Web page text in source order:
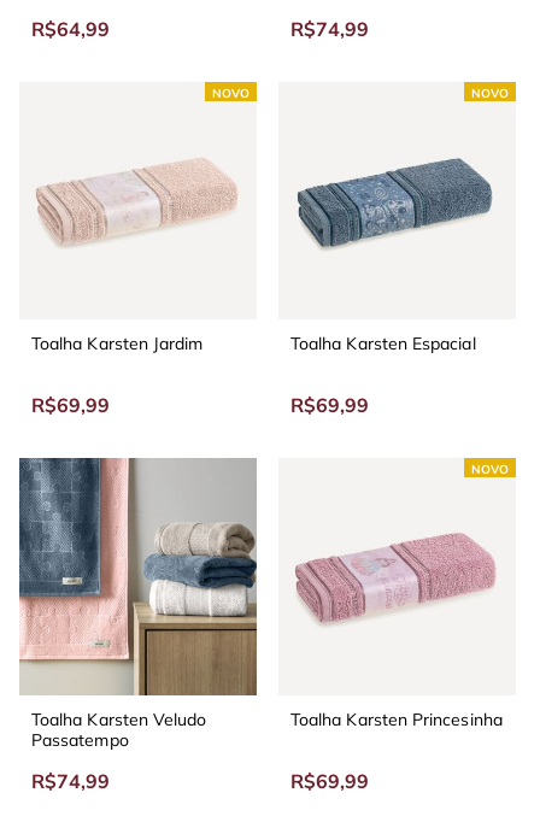
R$64,99 R$74,99
NOVO
Toalha Karsten Jardim
R$69,99
NOVO
Toalha Karsten Espacial
R$69,99
Toalha Karsten Veludo
Passatempo
R$74,99
NOVO
Toalha Karsten Princesinha
R$69,99